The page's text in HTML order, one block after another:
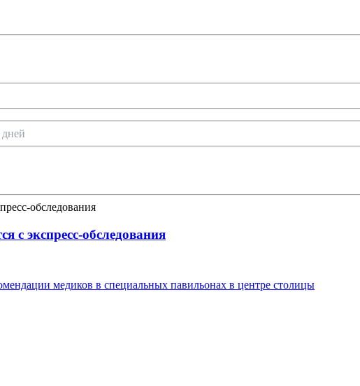
с экспресс-обследования
медиков в специальных павильонах в центре столицы